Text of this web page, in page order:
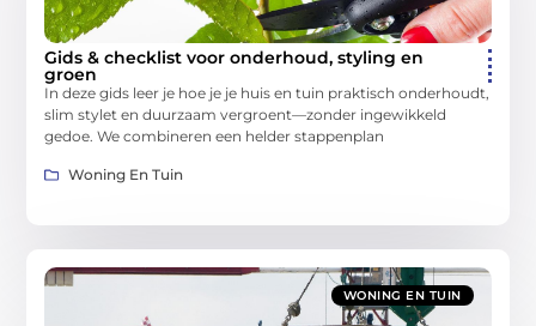
Gids & checklist voor onderhoud, styling en
groen
In deze gids leer je hoe je je huis en tuin praktisch onderhoudt,
slim stylet en duurzaam vergroent—zonder ingewikkeld
gedoe. We combineren een helder stappenplan
Woning En Tuin
WONING EN TUIN